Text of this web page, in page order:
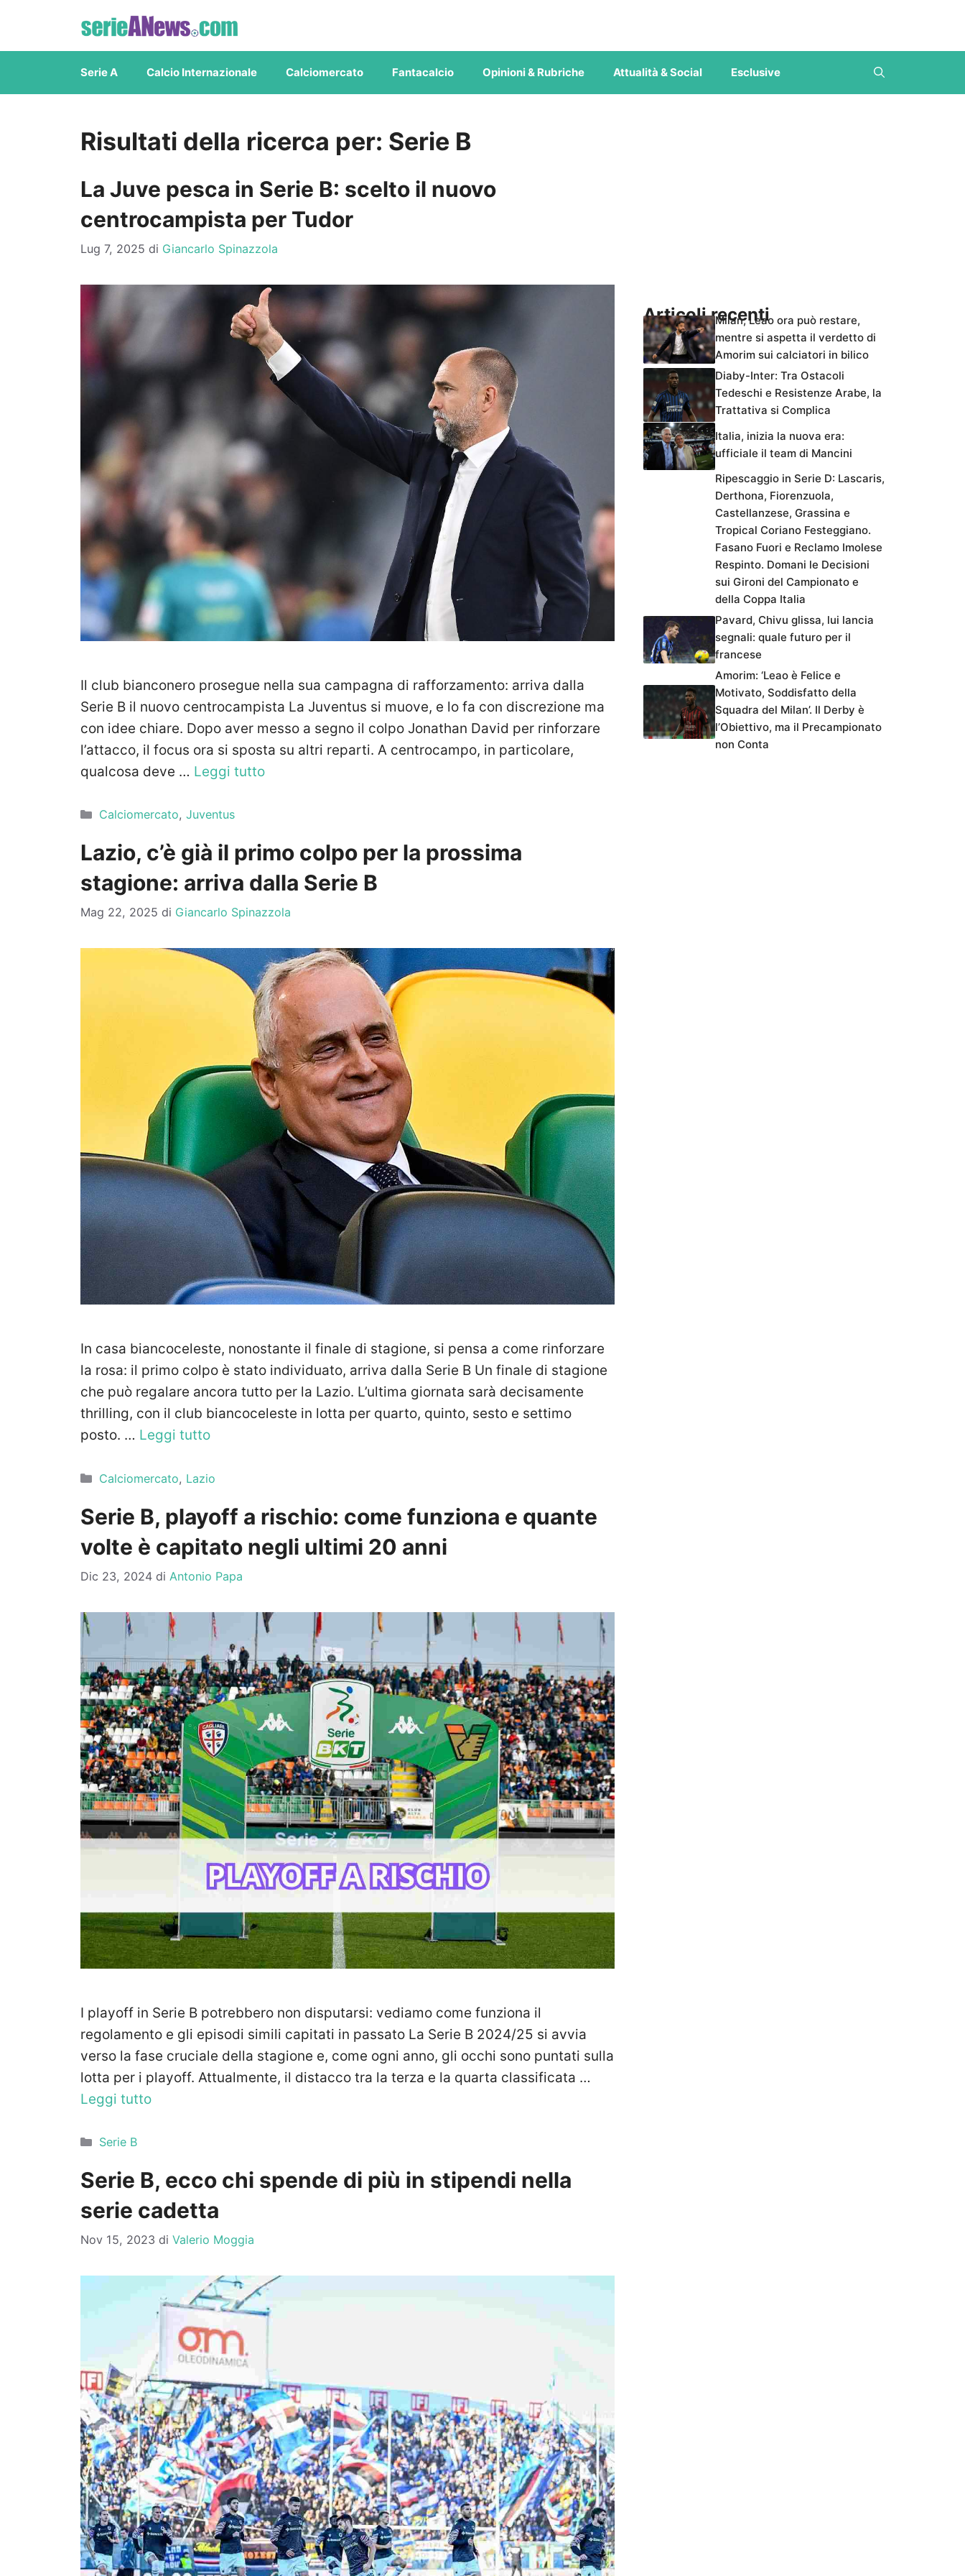
contenuto
Serie A Calcio Internazionale Calciomercato Fantacalcio Opinioni & Rubriche Attualità & Social Esclusive
Risultati della ricerca per: Serie B
La Juve pesca in Serie B: scelto il nuovo
centrocampista per Tudor
Lug 7, 2025 di Giancarlo Spinazzola
Il club bianconero prosegue nella sua campagna di rafforzamento: arriva dalla
Serie B il nuovo centrocampista La Juventus si muove, e lo fa con discrezione ma
con idee chiare. Dopo aver messo a segno il colpo Jonathan David per rinforzare
l’attacco, il focus ora si sposta su altri reparti. A centrocampo, in particolare,
qualcosa deve … Leggi tutto
Categorie
Calciomercato, Juventus
Lazio, c’è già il primo colpo per la prossima
stagione: arriva dalla Serie B
Mag 22, 2025 di Giancarlo Spinazzola
In casa biancoceleste, nonostante il finale di stagione, si pensa a come rinforzare
la rosa: il primo colpo è stato individuato, arriva dalla Serie B Un finale di stagione
che può regalare ancora tutto per la Lazio. L’ultima giornata sarà decisamente
thrilling, con il club biancoceleste in lotta per quarto, quinto, sesto e settimo
posto. … Leggi tutto
Categorie
Calciomercato, Lazio
Serie B, playoff a rischio: come funziona e quante
volte è capitato negli ultimi 20 anni
Dic 23, 2024 di Antonio Papa
I playoff in Serie B potrebbero non disputarsi: vediamo come funziona il
regolamento e gli episodi simili capitati in passato La Serie B 2024/25 si avvia
verso la fase cruciale della stagione e, come ogni anno, gli occhi sono puntati sulla
lotta per i playoff. Attualmente, il distacco tra la terza e la quarta classificata …
Leggi tutto
Categorie
Serie B
Serie B, ecco chi spende di più in stipendi nella
serie cadetta
Nov 15, 2023 di Valerio Moggia
Articoli recentiMilan, Leao ora può restare,
mentre si aspetta il verdetto di
Amorim sui calciatori in bilico
Diaby-Inter: Tra Ostacoli
Tedeschi e Resistenze Arabe, la
Trattativa si Complica
Italia, inizia la nuova era:
ufficiale il team di Mancini
Ripescaggio in Serie D: Lascaris,
Derthona, Fiorenzuola,
Castellanzese, Grassina e
Tropical Coriano Festeggiano.
Fasano Fuori e Reclamo Imolese
Respinto. Domani le Decisioni
sui Gironi del Campionato e
della Coppa Italia
Pavard, Chivu glissa, lui lancia
segnali: quale futuro per il
francese
Amorim: ‘Leao è Felice e
Motivato, Soddisfatto della
Squadra del Milan’. Il Derby è
l’Obiettivo, ma il Precampionato
non Conta